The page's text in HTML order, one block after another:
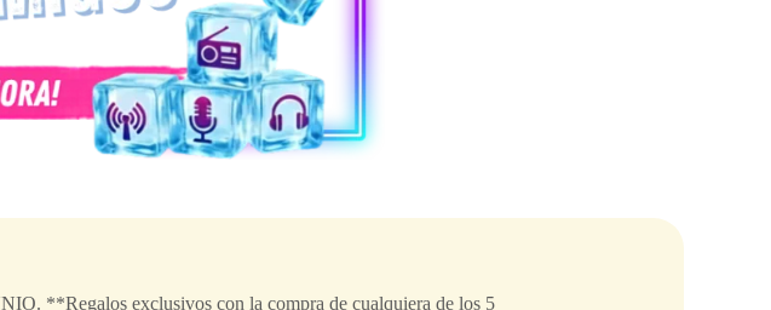
**Regalos exclusivos con la compra de cualquiera de los 5